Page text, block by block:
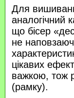
Для
аналогічний
що бісер
не
цікавих
важкою, тож
(рамку).